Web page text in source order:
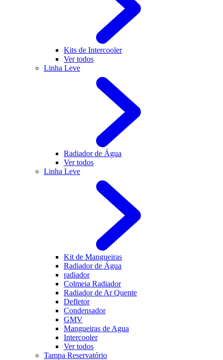
Kits de Intercooler
Ver todos
Linha Leve
Radiador de Água
Ver todos
Linha Leve
Kit de Mangueiras
Radiador de Água
radiador
Colmeia Radiador
Radiador de Ar Quente
Defletor
Condensador
GMV
Mangueiras de Agua
Intercooler
Ver todos
Tampa Reservatório